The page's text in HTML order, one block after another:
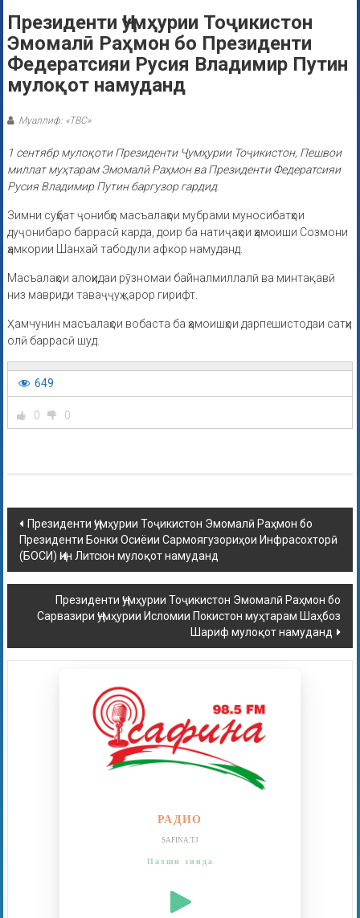
Президенти Ҷумҳурии Тоҷикистон
Эмомалӣ Раҳмон бо Президенти
Федератсияи Русия Владимир Путин
мулоқот намуданд
Муаллиф: «ТВС»
1 сентябр мулоқоти Президенти Ҷумҳурии Тоҷикистон, Пешвои
миллат муҳтарам Эмомалӣ Раҳмон ва Президенти Федератсияи
Русия Владимир Путин баргузор гардид.
Зимни суҳбат ҷонибҳо масъалаҳои мубрами муносибатҳои
дуҷонибаро баррасӣ карда, доир ба натиҷаҳои ҳамоиши Созмони
ҳамкории Шанхай табодули афкор намуданд.
Масъалаҳои алоҳидаи рӯзномаи байналмиллалӣ ва минтақавӣ
низ мавриди таваҷҷуҳ қарор гирифт.
Ҳамчунин масъалаҳои вобаста ба ҳамоишҳои дарпешистодаи сатҳи
олӣ баррасӣ шуд.
649
0 0
Президенти Ҷумҳурии Тоҷикистон Эмомалӣ Раҳмон бо
Президенти Бонки Осиёии Сармоягузориҳои Инфрасохторӣ
(БОСИ) Ҷин Литсюн мулоқот намуданд
Президенти Ҷумҳурии Тоҷикистон Эмомалӣ Раҳмон бо
Сарвазири Ҷумҳурии Исломии Покистон муҳтарам Шаҳбоз
Шариф мулоқот намуданд
РАДИО
SAFINA.TJ
Пахши зинда